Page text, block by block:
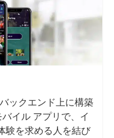
ックエンド上に構築
イル アプリで、イ
験を求める人を結び